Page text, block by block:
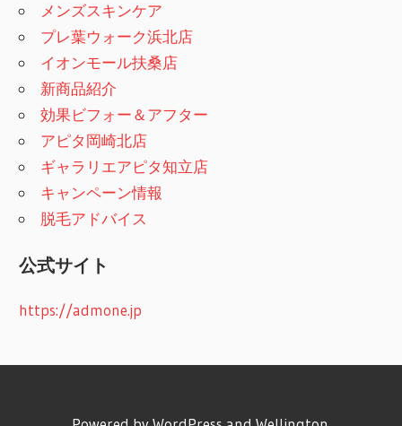
メンズスキンケア
プレ葉ウォーク浜北店
イオンモール扶桑店
新商品紹介
効果ビフォー＆アフター
アピタ岡崎北店
ギャラリエアピタ知立店
キャンペーン情報
脱毛アドバイス
公式サイト
https://admone.jp